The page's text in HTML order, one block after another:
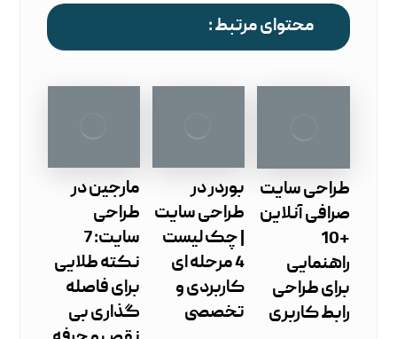
محتوای مرتبط :
طراحی سایت
صرافی آنلاین
+10
راهنمایی
برای طراحی
رابط کاربری
بوردر در
طراحی سایت
| چک ‌لیست
4 مرحله ‌ای
کاربردی و
تخصصی
مارجین در
طراحی
سایت: 7
نکته طلایی
برای فاصله
گذاری بی‌